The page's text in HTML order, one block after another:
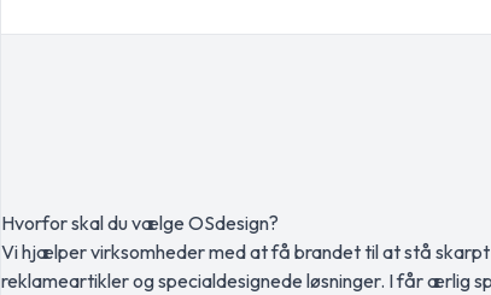
Hvorfor skal du vælge OSdesign?
Vi hjælper virksomheder med at få brandet til at stå
reklameartikler og specialdesignede løsninger. I får ærlig